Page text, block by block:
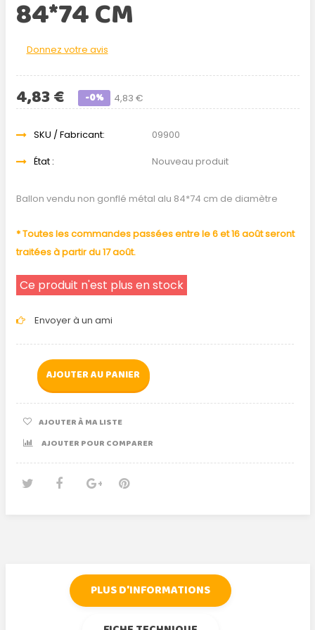
84*74 CM
Donnez votre avis
4,83 €
4,83 € -0%
SKU / Fabricant:
09900
État :
Nouveau produit
Ballon vendu non gonflé métal alu 84*74 cm de diamètre
* Toutes les commandes passées entre le 6 et 16 août seront
traitées à partir du 17 août.
Ce produit n'est plus en stock
Envoyer à un ami
AJOUTER AU PANIER
AJOUTER À MA LISTE
AJOUTER POUR COMPARER
PLUS D'INFORMATIONS